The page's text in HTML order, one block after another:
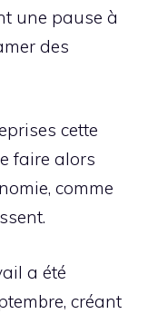
une pause à
des
cette
faire alors
comme
a été
créant